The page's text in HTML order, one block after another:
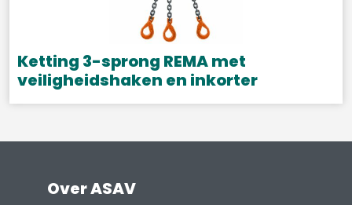
gekozen
worden
productpagina
Ketting 3-sprong REMA met
veiligheidshaken en inkorter
Dit
variaties.Over ASAV